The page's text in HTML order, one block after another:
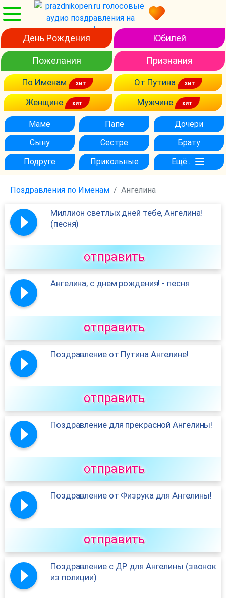
День Рождения Юбилей
Пожелания Признания
По Именам
От Путина
Женщине
Мужчине
Маме Папе
Дочери
Сыну
Сестре
Брату
Подруге
Прикольные Ещё...
Поздравления по Именам Ангелина
Миллион светлых дней тебе, Ангелина!
(песня)
отправить
Ангелина, с днем рождения! - песня
отправить
Поздравление от Путина Ангелине!
отправить
Поздравление для прекрасной Ангелины!
отправить
Поздравление от Физрука для Ангелины!
отправить
Поздравление с ДР для Ангелины (звонок
из полиции)